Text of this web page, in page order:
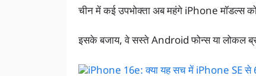
चीन में कई उपभोक्ता अब महंगे iPhone मॉडल्स
इसके बजाय, वे सस्ते Android फोन्स या लोकल